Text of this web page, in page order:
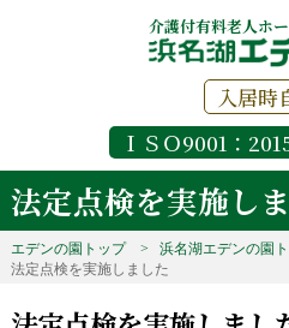
介護付有料老人ホ
入居時
ＩＳＯ9001：
法定点検を実施し
エデンの園トップ 浜名湖エデンの園
法定点検を実施しました